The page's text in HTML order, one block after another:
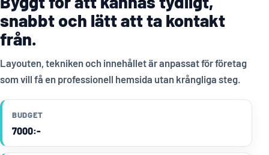
snabbt och lätt att ta kontakt
från.
Layouten, tekniken och innehållet är anpassat för företag
som vill få en professionell hemsida utan krångliga steg.
BUDGET
7000:-